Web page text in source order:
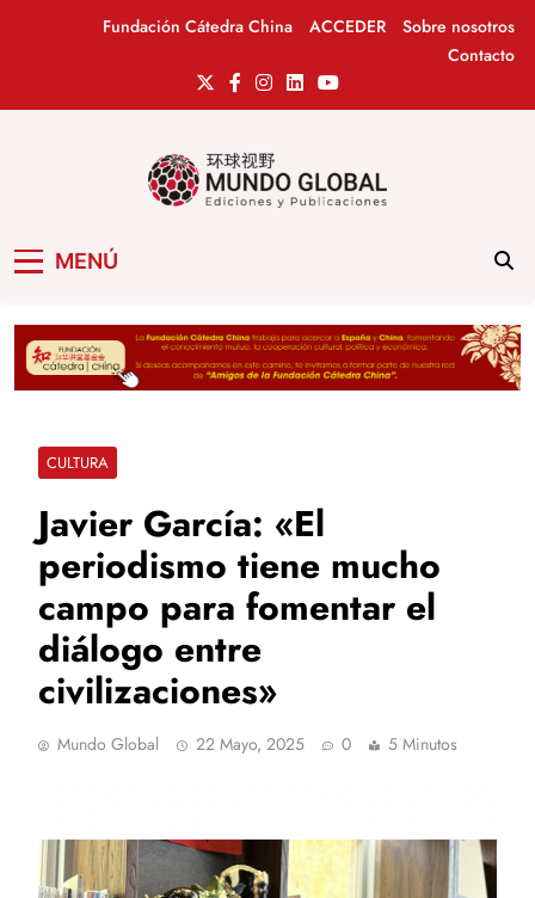
Fundación Cátedra China ACCEDER
Sobre nosotros
Contacto
MENÚ
CULTURA
Javier García: «El
periodismo tiene mucho
campo para fomentar el
diálogo entre
civilizaciones»
Mundo Global 22 Mayo, 2025 0 5 Minutos